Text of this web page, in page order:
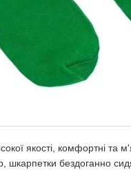
якості, комфортні та
шкарпетки бездоганно